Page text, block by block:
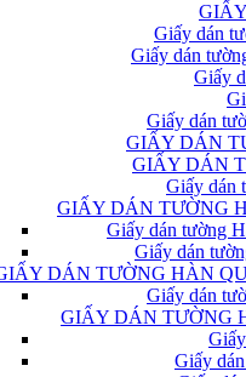
Giấy dán
Giấy dán
Giấy
Giấy dán
GIẤY DÁN
GIẤY DÁN
Giấy dán
GIẤY DÁN TƯỜNG
Giấy dán tường
Giấy dán
DÁN TƯỜNG HÀN
Giấy dán
GIẤY DÁN TƯỜNG
Giấy